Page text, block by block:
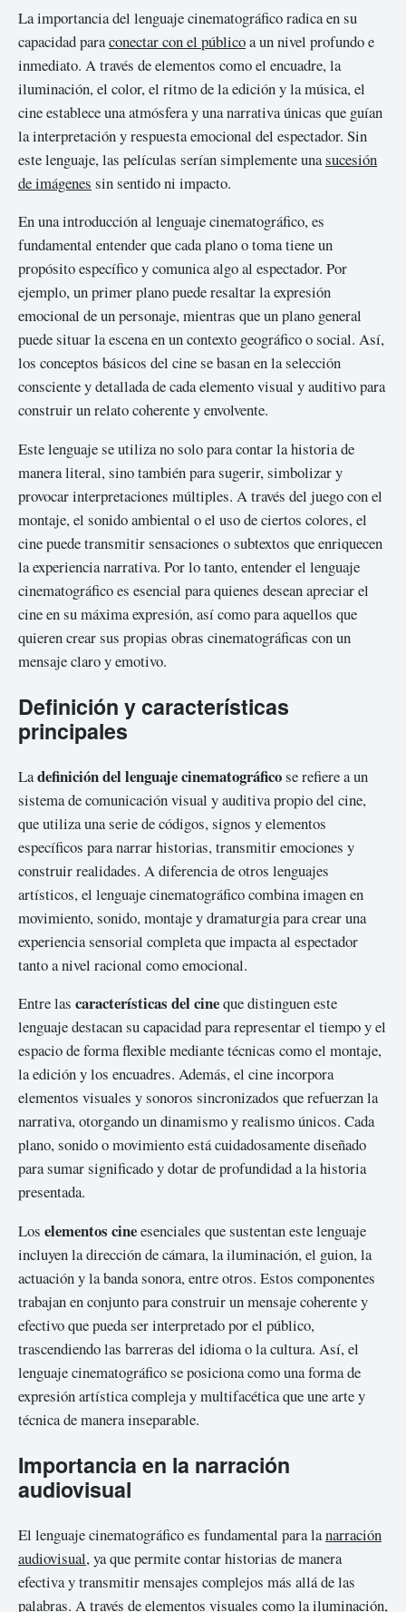
La importancia del lenguaje cinematográfico radica en su
capacidad paraconectar con el públicoa un nivel profundo e
inmediato. A través de elementos como el encuadre, la
iluminación, el color, el ritmo de la edición y la música, el
cine establece una atmósfera y una narrativa únicas que guían
la interpretación y respuesta emocional del espectador. Sin
este lenguaje, las películas serían simplemente unasucesión
de imágenes sin sentido ni impacto.
En una introducción al lenguaje cinematográfico, es
fundamental entender que cada plano o toma tiene un
propósito específico y comunica algo al espectador. Por
ejemplo, un primer plano puede resaltar la expresión
emocional de un personaje, mientras que un plano general
puede situar la escena en un contexto geográfico o social. Así,
los conceptos básicos del cine se basan en la selección
consciente y detallada de cada elemento visual y auditivo para
construir un relato coherente y envolvente.
Este lenguaje se utiliza no solo para contar la historia de
manera literal, sino también para sugerir, simbolizar y
provocar interpretaciones múltiples. A través del juego con el
montaje, el sonido ambiental o el uso de ciertos colores, el
cine puede transmitir sensaciones o subtextos que enriquecen
la experiencia narrativa. Por lo tanto, entender el lenguaje
cinematográfico es esencial para quienes desean apreciar el
cine en su máxima expresión, así como para aquellos que
quieren crear sus propias obras cinematográficas con un
mensaje claro y emotivo.
Definición y características
principales
Ladefinición del lenguaje cinematográficose refiere a un
sistema de comunicación visual y auditiva propio del cine,
que utiliza una serie de códigos, signos y elementos
específicos para narrar historias, transmitir emociones y
construir realidades. A diferencia de otros lenguajes
artísticos, el lenguaje cinematográfico combina imagen en
movimiento, sonido, montaje y dramaturgia para crear una
experiencia sensorial completa que impacta al espectador
tanto a nivel racional como emocional.
Entre las características del cineque distinguen este
lenguaje destacan su capacidad para representar el tiempo y el
espacio de forma flexible mediante técnicas como el montaje,
la edición y los encuadres. Además, el cine incorpora
elementos visuales y sonoros sincronizados que refuerzan la
narrativa, otorgando un dinamismo y realismo únicos. Cada
plano, sonido o movimiento está cuidadosamente diseñado
para sumar significado y dotar de profundidad a la historia
presentada.
Los elementos cineesenciales que sustentan este lenguaje
incluyen la dirección de cámara, la iluminación, el guion, la
actuación y la banda sonora, entre otros. Estos componentes
trabajan en conjunto para construir un mensaje coherente y
efectivo que pueda ser interpretado por el público,
trascendiendo las barreras del idioma o la cultura. Así, el
lenguaje cinematográfico se posiciona como una forma de
expresión artística compleja y multifacética que une arte y
técnica de manera inseparable.
Importancia en la narración
audiovisual
El lenguaje cinematográfico es fundamental para lanarración
audiovisual, ya que permite contar historias de manera
efectiva y transmitir mensajes complejos más allá de las
palabras. A través de elementos visuales como la iluminación,